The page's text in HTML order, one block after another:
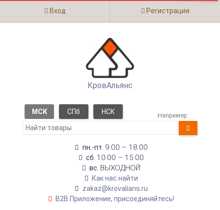
Вход Регистрация
КровАльянс
МСК СПб НСК Например:
пн.-пт. 9:00 – 18:00
сб. 10:00 – 15:00
вс. ВЫХОДНОЙ
Как нас найти
zakaz@krovalians.ru
B2B Приложение, присоединяйтесь!